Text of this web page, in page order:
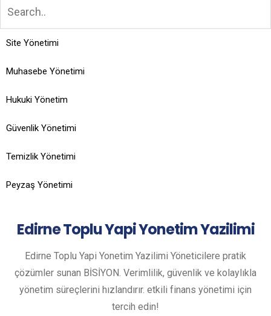
Site Yönetimi
Muhasebe Yönetimi
Hukuki Yönetim
Güvenlik Yönetimi
Temizlik Yönetimi
Peyzaş Yönetimi
EdirneToplu Yapi Yonetim Yazilimi
Edirne Toplu Yapi Yonetim Yazilimi Yöneticilere pratik
çözümler sunan BİSİYON. Verimlilik, güvenlik ve kolaylıkla
yönetim süreçlerini hızlandırır. etkili finans yönetimi için
tercih edin!